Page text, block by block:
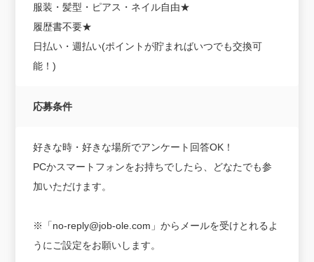
服装・髪型・ピアス・ネイル自由★
履歴書不要★
日払い・週払い(ポイントが貯まればいつでも交換可
能！)
応募条件
好きな時・好きな場所でアンケート回答OK！
PCかスマートフォンをお持ちでしたら、どなたでも参
加いただけます。
※「no-reply@job-ole.com」からメールを受けとれるよ
うにご設定をお願いします。